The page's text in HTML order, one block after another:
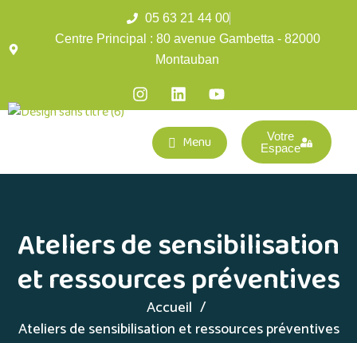
05 63 21 44 00
Centre Principal : 80 avenue Gambetta - 82000
Montauban
Menu
Votre
Espace
Ateliers de sensibilisation
et ressources préventives
Accueil
Ateliers de sensibilisation et ressources préventives